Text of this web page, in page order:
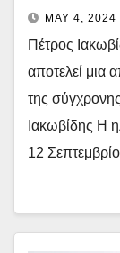
MAY 4, 2024
Πέτρος
αποτελεί μια
της
Ιακωβίδης Η
12